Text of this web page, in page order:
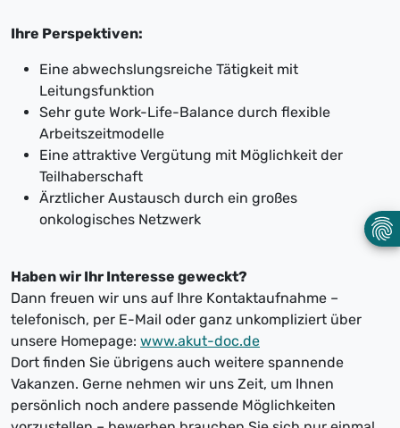
Ihre Perspektiven:
Eine abwechslungsreiche Tätigkeit mit
Leitungsfunktion
Sehr gute Work-Life-Balance durch flexible
Arbeitszeitmodelle
Eine attraktive Vergütung mit Möglichkeit der
Teilhaberschaft
Ärztlicher Austausch durch ein großes
onkologisches Netzwerk
Haben wir Ihr Interesse geweckt?
Dann freuen wir uns auf Ihre Kontaktaufnahme –
telefonisch, per E-Mail oder ganz unkompliziert über
unsere Homepage: www.akut-doc.de
Dort finden Sie übrigens auch weitere spannende
Vakanzen. Gerne nehmen wir uns Zeit, um Ihnen
persönlich noch andere passende Möglichkeiten